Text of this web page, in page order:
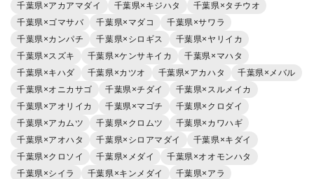
千葉県×アカアマダイ 千葉県×キジハタ
千葉県×タチウオ
千葉県×ゴマサバ
千葉県×マダコ
千葉県×サワラ
千葉県×カンパチ
千葉県×シロギス
千葉県×ヤリイカ
千葉県×スズキ
千葉県×ケンサキイカ
千葉県×マハタ
千葉県×キハダ
千葉県×カツオ 千葉県×アカハタ
千葉県×メバル
千葉県×オニカサゴ
千葉県×チダイ
千葉県×スルメイカ
千葉県×アオリイカ
千葉県×マゴチ
千葉県×クロダイ
千葉県×アカムツ
千葉県×クロムツ
千葉県×カワハギ
千葉県×アオハタ
千葉県×シロアマダイ
千葉県×キダイ
千葉県×クロソイ
千葉県×メダイ
千葉県×オオモンハタ
千葉県×シイラ
千葉県×キンメダイ
千葉県×アラ